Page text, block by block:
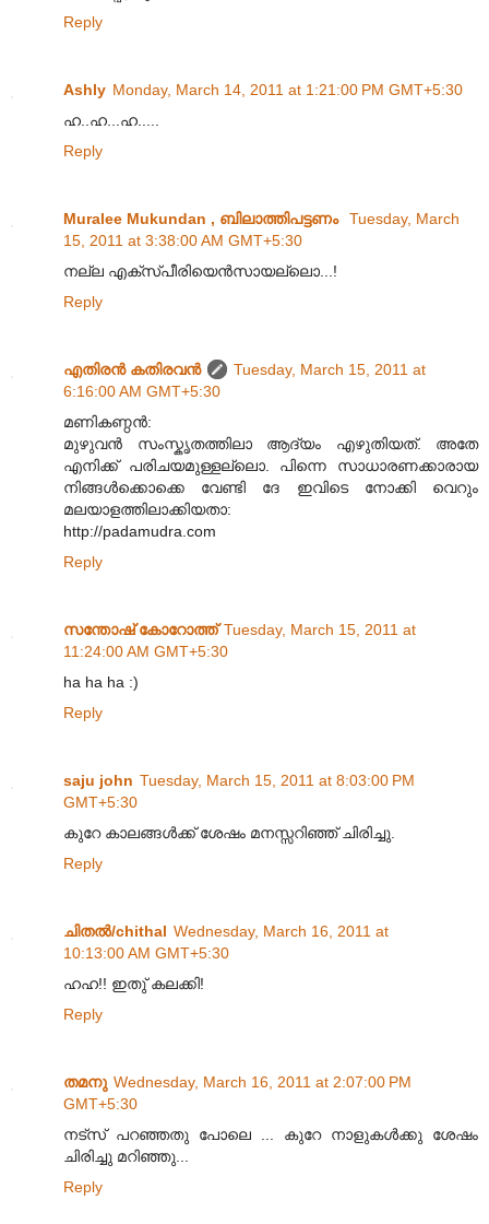
Reply
Ashly Monday, March 14, 2011 at 1:21:00 PM GMT+5:30
ഹ..ഹ...ഹ.....
Reply
Muralee Mukundan , ബിലാത്തിപട്ടണം Tuesday, March
15, 2011 at 3:38:00 AM GMT+5:30
നല്ല എക്സ്പീരിയെൻസായല്ലൊ...!
Reply
എതിരന്‍ കതിരവന്‍
Tuesday, March 15, 2011 at
6:16:00 AM GMT+5:30
മണികണ്ഠൻ:
മുഴുവൻ സംസ്കൃതത്തിലാ ആദ്യം എഴുതിയത്. അതേ
എനിക്ക് പരിചയമുള്ളല്ലൊ. പിന്നെ സാധാരണക്കാരായ
നിങ്ങൾക്കൊക്കെ വേണ്ടി ദേ ഇവിടെ നോക്കി വെറും
മലയാളത്തിലാക്കിയതാ:
http://padamudra.com
Reply
സന്തോഷ്‌ കോറോത്ത് Tuesday, March 15, 2011 at
11:24:00 AM GMT+5:30
ha ha ha :)
Reply
saju john Tuesday, March 15, 2011 at 8:03:00 PM
GMT+5:30
കുറേ കാലങ്ങള്‍ക്ക് ശേഷം മനസ്സറിഞ്ഞ് ചിരിച്ചു.
Reply
ചിതല്‍/chithal Wednesday, March 16, 2011 at
10:13:00 AM GMT+5:30
ഹഹ!! ഇതു് കലക്കി!
Reply
തമനു Wednesday, March 16, 2011 at 2:07:00 PM
GMT+5:30
നട്സ് പറഞ്ഞതു പോലെ ... കുറേ നാളുകൾക്കു ശേഷം
ചിരിച്ചു മറിഞ്ഞു...
Reply